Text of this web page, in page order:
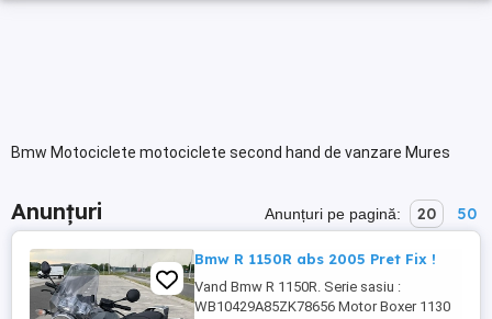
Bmw Motociclete motociclete second hand de vanzare Mures
Anunțuri Anunțuri pe pagină: 20 50
Bmw R 1150R abs 2005 Pret Fix !
Vand Bmw R 1150R. Serie sasiu :
WB10429A85ZK78656 Motor Boxer 1130